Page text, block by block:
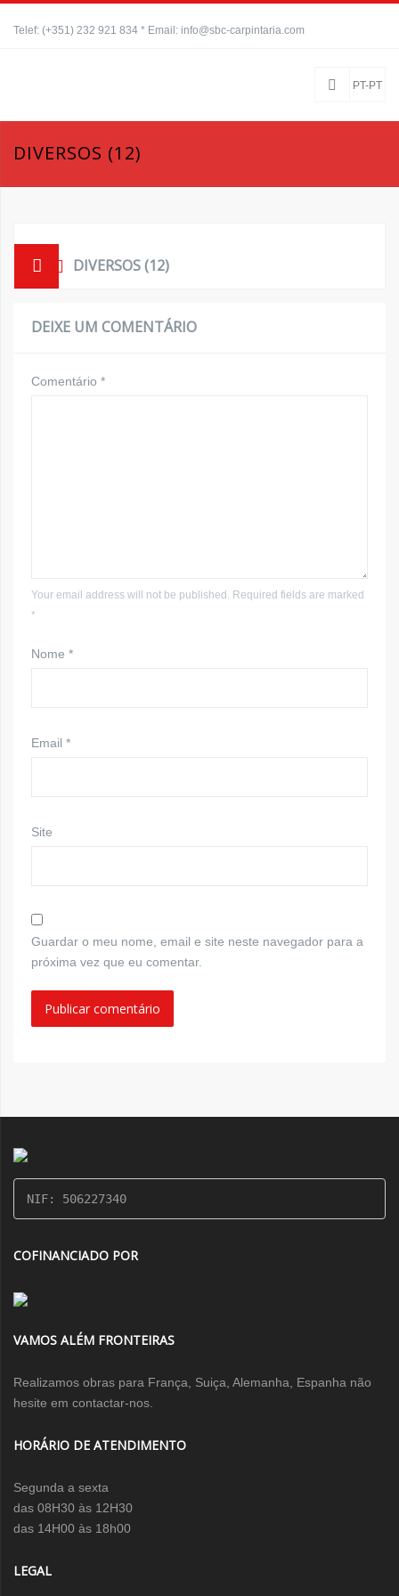
Telef: (+351) 232 921 834 * Email: info@sbc-carpintaria.com
PT-PT
DIVERSOS (12)
DIVERSOS (12)
DEIXE UM COMENTÁRIO
Comentário *
Your email address will not be published. Required fields are marked
*
Nome *
Email *
Site
Guardar o meu nome, email e site neste navegador para a
próxima vez que eu comentar.
NIF: 506227340
COFINANCIADO POR
VAMOS ALÉM FRONTEIRAS
Realizamos obras para França, Suiça, Alemanha, Espanha não
hesite em contactar-nos.
HORÁRIO DE ATENDIMENTO
Segunda a sexta
das 08H30 às 12H30
das 14H00 às 18h00
LEGAL